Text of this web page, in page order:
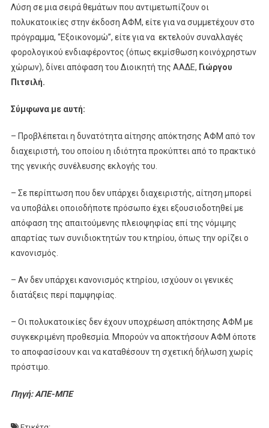
Λύση σε μια σειρά θεμάτων που αντιμετωπίζουν οι
πολυκατοικίες στην έκδοση ΑΦΜ, είτε για να συμμετέχουν στο
πρόγραμμα, “Εξοικονομώ”, είτε για να εκτελούν συναλλαγές
φορολογικού ενδιαφέροντος (όπως εκμίσθωση κοινόχρηστων
χώρων), δίνει απόφαση του Διοικητή της ΑΑΔΕ, Γιώργου
Πιτσιλή.
Σύμφωνα με αυτή:
– Προβλέπεται η δυνατότητα αίτησης απόκτησης ΑΦΜ από τον
διαχειριστή, του οποίου η ιδιότητα προκύπτει από το πρακτικό
της γενικής συνέλευσης εκλογής του.
– Σε περίπτωση που δεν υπάρχει διαχειριστής, αίτηση μπορεί
να υποβάλει οποιοδήποτε πρόσωπο έχει εξουσιοδοτηθεί με
απόφαση της απαιτούμενης πλειοψηφίας επί της νόμιμης
απαρτίας των συνιδιοκτητών του κτηρίου, όπως την ορίζει ο
κανονισμός.
– Αν δεν υπάρχει κανονισμός κτηρίου, ισχύουν οι γενικές
διατάξεις περί παμψηφίας.
– Οι πολυκατοικίες δεν έχουν υποχρέωση απόκτησης ΑΦΜ με
συγκεκριμένη προθεσμία. Μπορούν να αποκτήσουν ΑΦΜ όποτε
το αποφασίσουν και να καταθέσουν τη σχετική δήλωση χωρίς
πρόστιμο.
Πηγή: ΑΠΕ-ΜΠΕ